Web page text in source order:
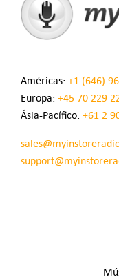
Américas: +1 (646)
Europa: +45 70 229
Ásia-Pacífico: +61 2